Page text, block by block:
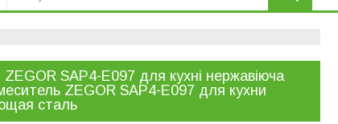
ZEGOR SAP4-E097 для кухні нержавіюча
ZEGOR SAP4-E097 для кухни
сталь